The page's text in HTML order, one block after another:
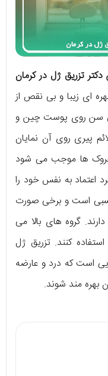
دکتر تزریق ژل در کرمان
ای زیبا و بی نقص از
سن روی پوست چین و
پیری روی آن نمایان
ها موجب می شود
اعتماد به نفس خود را
است و برخی صورت
گروه های بالا می
کنند. تزریق ژل
است که درد و عارضه
بهره مند شوند.